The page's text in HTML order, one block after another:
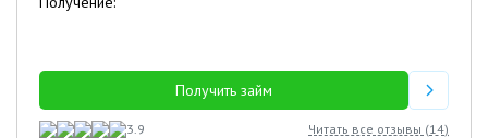
Получить займ
3.9 Читать все отзывы (14)